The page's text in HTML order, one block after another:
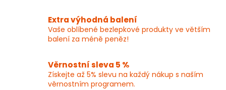
y
v
ý
s
u
Extra výhodná balení
Vaše oblíbené bezlepkové produkty ve větším
balení za méně peněz!
Věrnostní sleva 5 %
Získejte až 5% slevu na každý nákup s naším
věrnostním programem.